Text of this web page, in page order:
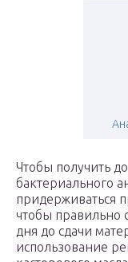
Чтобы получить
бактериального
придерживаться
чтобы правильно
дня до сдачи
использование